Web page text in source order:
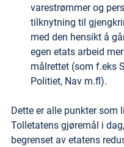
varestrømmer og
tilknytning til
med den hensikt å
egen etats arbeid
målrettet (som f.eks
Politiet, Nav m.fl).
Dette er alle punkter som
Tolletatens gjøremål i
begrenset av etatens